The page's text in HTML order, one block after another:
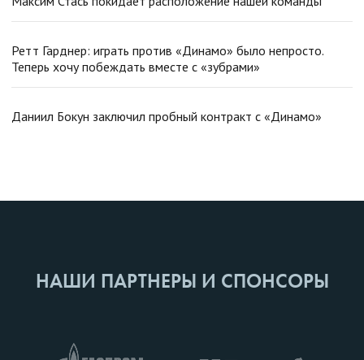
Ретт Гарднер: играть против «Динамо» было непросто.
Теперь хочу побеждать вместе с «зубрами»
Даниил Бокун заключил пробный контракт с «Динамо»
НАШИ ПАРТНЕРЫ И СПОНСОРЫ